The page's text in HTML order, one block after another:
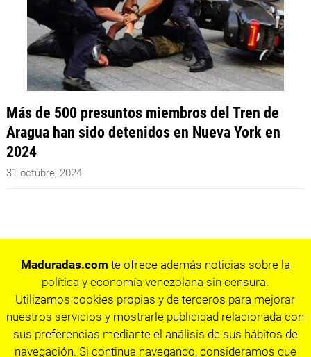
Más de 500 presuntos miembros del Tren de
Aragua han sido detenidos en Nueva York en
2024
31 octubre, 2024
Maduradas.com te ofrece además noticias sobre la
política y economía venezolana sin censura.
Utilizamos cookies propias y de terceros para mejorar
nuestros servicios y mostrarle publicidad relacionada con
sus preferencias mediante el análisis de sus hábitos de
navegación. Si continua navegando, consideramos que